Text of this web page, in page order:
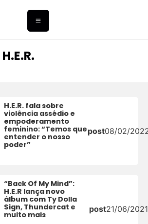
H.E.R. fala sobre
violência assédio e
empoderamento
feminino: “Temos que
entender o nosso
poder”
post08/02/
“Back Of My Mind”:
H.E.R lança novo
álbum com Ty Dolla
$ign, Thundercat e
muito mais
post21/06/2021